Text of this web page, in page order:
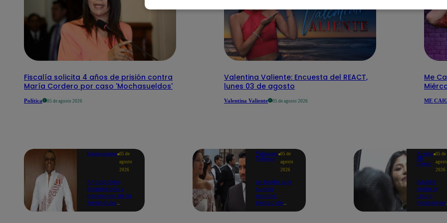
Fiscalía solicita 4 años de prisión contra
María Cordero por caso 'Mochasueldos'
Política 05 de agosto 2026
Valentina Valiente: Encuesta del REACT,
lunes 03 de agosto
Valentina Valiente 05 de agosto 2026
Me
ME
Espectáculos 05 de
agosto
2026
Angobaldo,
empresario y
personaje de la
farándula,
Valentina
Valiente
05 de
agosto
2026
La boda que
nunca
ocurrió:
Elenco de
Arriba
Mi
Gente
05 de
2026
¡Madre
imita a
Laura
Pausini en